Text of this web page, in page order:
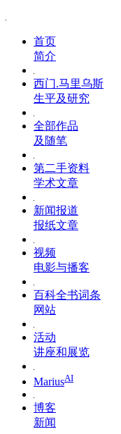
首页
简介
西门.马里乌斯
生平及研究
全部作品
及随笔
第二手资料
学术文章
新闻报道
报纸文章
视频
电影与播客
百科全书词条
网站
活动
讲座和展览
MariusAI
博客
新闻